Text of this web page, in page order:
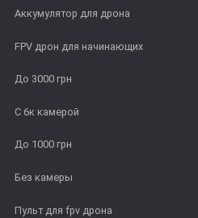
Аккумулятор для дрона
FPV дрон для начинающих
До 3000 грн
С 6к камерой
До 1000 грн
Без камеры
Пульт для fpv дрона